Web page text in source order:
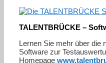
TALENTBRÜCKE –
Lernen Sie mehr über die
Software zur
Homepage